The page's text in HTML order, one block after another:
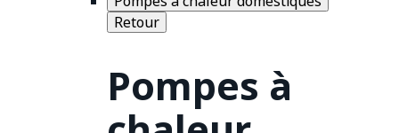
Retour
Pompes à